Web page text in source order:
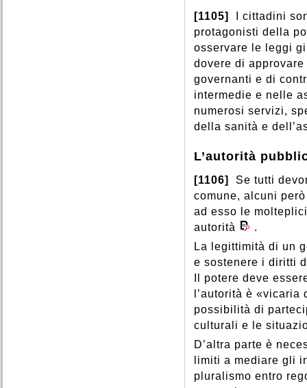
[1105]
I cittadini
protagonisti della
osservare le leggi
dovere di
governanti e di
intermedie e nelle
numerosi servizi,
della sanità e
L’autorità
[1106]
Se tutti
comune, alcuni
ad esso le
autorità
.
La legittimità di un
e sostenere i diritti
Il potere deve
l’autorità è
possibilità di
culturali e le
D’altra parte è
limiti a mediare gli
pluralismo entro